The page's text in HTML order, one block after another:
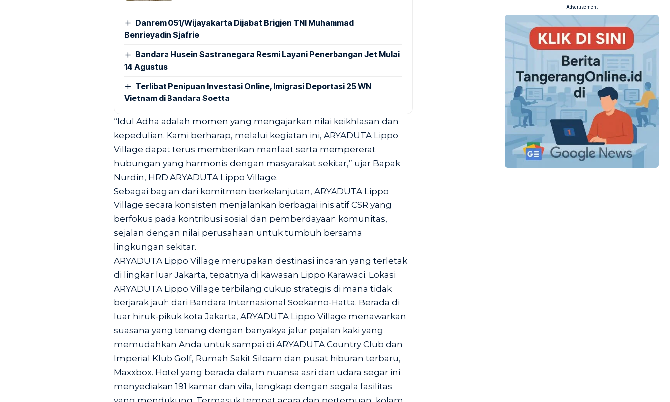
Danrem 051/Wijayakarta Dijabat Brigjen TNI Muhammad
Benrieyadin Sjafrie
Bandara Husein Sastranegara Resmi Layani Penerbangan Jet Mulai
14 Agustus
Terlibat Penipuan Investasi Online, Imigrasi Deportasi 25 WN
Vietnam di Bandara Soetta
“Idul Adha adalah momen yang mengajarkan nilai keikhlasan dan
kepedulian. Kami berharap, melalui kegiatan ini, ARYADUTA Lippo
Village dapat terus memberikan manfaat serta mempererat
hubungan yang harmonis dengan masyarakat sekitar,” ujar Bapak
Nurdin, HRD ARYADUTA Lippo Village.
Sebagai bagian dari komitmen berkelanjutan, ARYADUTA Lippo
Village secara konsisten menjalankan berbagai inisiatif CSR yang
berfokus pada kontribusi sosial dan pemberdayaan komunitas,
sejalan dengan nilai perusahaan untuk tumbuh bersama
lingkungan sekitar.
ARYADUTA Lippo Village merupakan destinasi incaran yang terletak
di lingkar luar Jakarta, tepatnya di kawasan Lippo Karawaci. Lokasi
ARYADUTA Lippo Village terbilang cukup strategis di mana tidak
berjarak jauh dari Bandara Internasional Soekarno-Hatta. Berada di
luar hiruk-pikuk kota Jakarta, ARYADUTA Lippo Village menawarkan
suasana yang tenang dengan banyakya jalur pejalan kaki yang
memudahkan Anda untuk sampai di ARYADUTA Country Club dan
Imperial Klub Golf, Rumah Sakit Siloam dan pusat hiburan terbaru,
Maxxbox. Hotel yang berada dalam nuansa asri dan udara segar ini
menyediakan 191 kamar dan vila, lengkap dengan segala fasilitas
- Advertisement -